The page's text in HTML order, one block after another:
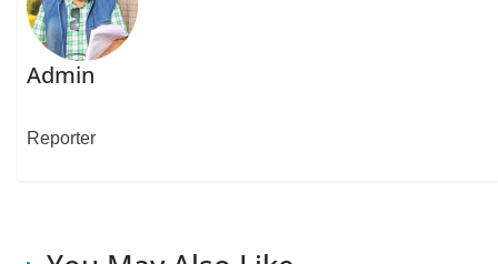
Admin
Reporter